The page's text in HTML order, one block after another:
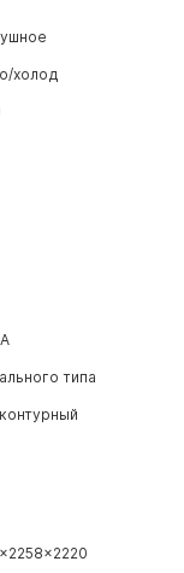
холод
типа